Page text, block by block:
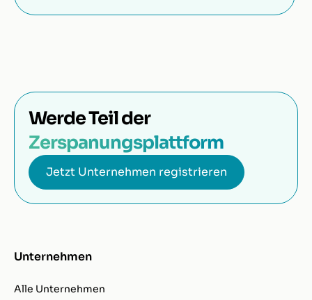
Werde Teil der
Zerspanungsplattform
Jetzt Unternehmen registrieren
Unternehmen
Alle Unternehmen